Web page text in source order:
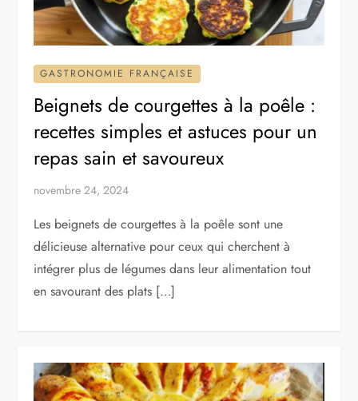
GASTRONOMIE FRANÇAISE
Beignets de courgettes à la poêle :
recettes simples et astuces pour un
repas sain et savoureux
novembre 24, 2024
Les beignets de courgettes à la poêle sont une
délicieuse alternative pour ceux qui cherchent à
intégrer plus de légumes dans leur alimentation tout
en savourant des plats […]